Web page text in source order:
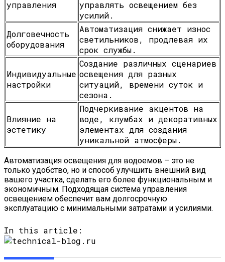
управления
управлять освещением без
усилий.
Долговечность
оборудования
Автоматизация снижает износ
светильников, продлевая их
срок службы.
Индивидуальные
настройки
Создание различных сценариев
освещения для разных
ситуаций, времени суток и
сезона.
Влияние на
эстетику
Подчеркивание акцентов на
воде, клумбах и декоративных
элементах для создания
уникальной атмосферы.
Автоматизация освещения для водоемов – это не
только удобство, но и способ улучшить внешний вид
вашего участка, сделать его более функциональным и
экономичным. Подходящая система управления
освещением обеспечит вам долгосрочную
эксплуатацию с минимальными затратами и усилиями.
In this article: